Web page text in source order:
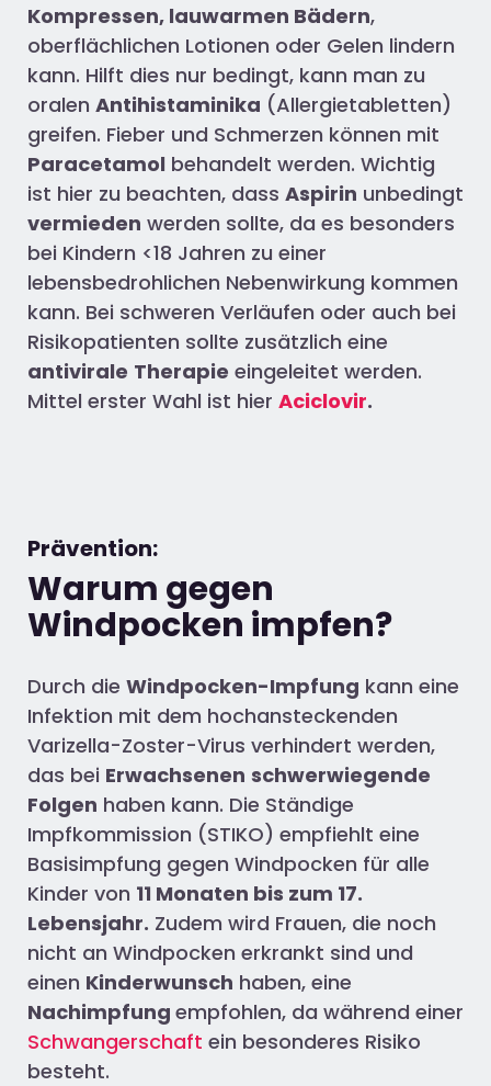
Kompressen, lauwarmen Bädern,
oberflächlichen Lotionen oder Gelen lindern
kann. Hilft dies nur bedingt, kann man zu
oralen Antihistaminika (Allergietabletten)
greifen. Fieber und Schmerzen können mit
Paracetamol behandelt werden. Wichtig
ist hier zu beachten, dass Aspirin unbedingt
vermieden werden sollte, da es besonders
bei Kindern <18 Jahren zu einer
lebensbedrohlichen Nebenwirkung kommen
kann. Bei schweren Verläufen oder auch bei
Risikopatienten sollte zusätzlich eine
antivirale Therapie eingeleitet werden.
Mittel erster Wahl ist hier Aciclovir.
Prävention:
Warum gegen
Windpocken impfen?
Durch die Windpocken-Impfung kann eine
Infektion mit dem hochansteckenden
Varizella-Zoster-Virus verhindert werden,
das bei Erwachsenen schwerwiegende
Folgen haben kann. Die Ständige
Impfkommission (STIKO) empfiehlt eine
Basisimpfung gegen Windpocken für alle
Kinder von 11 Monaten bis zum 17.
Lebensjahr. Zudem wird Frauen, die noch
nicht an Windpocken erkrankt sind und
einen Kinderwunsch haben, eine
Nachimpfung empfohlen, da während einer
Schwangerschaft ein besonderes Risiko
besteht.